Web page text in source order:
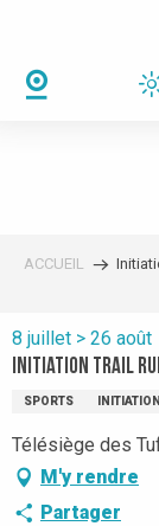
contenu
principal
ACCUEIL
8 juillet > 26 août
Initiation Trail
SPORTS
Télésiège des
M'y rendre
Partager